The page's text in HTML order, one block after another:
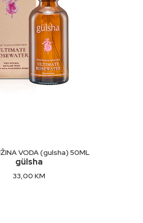
DODAJ U KORPU
VODA (gulsha) 50ML
gülsha
33,00 KM